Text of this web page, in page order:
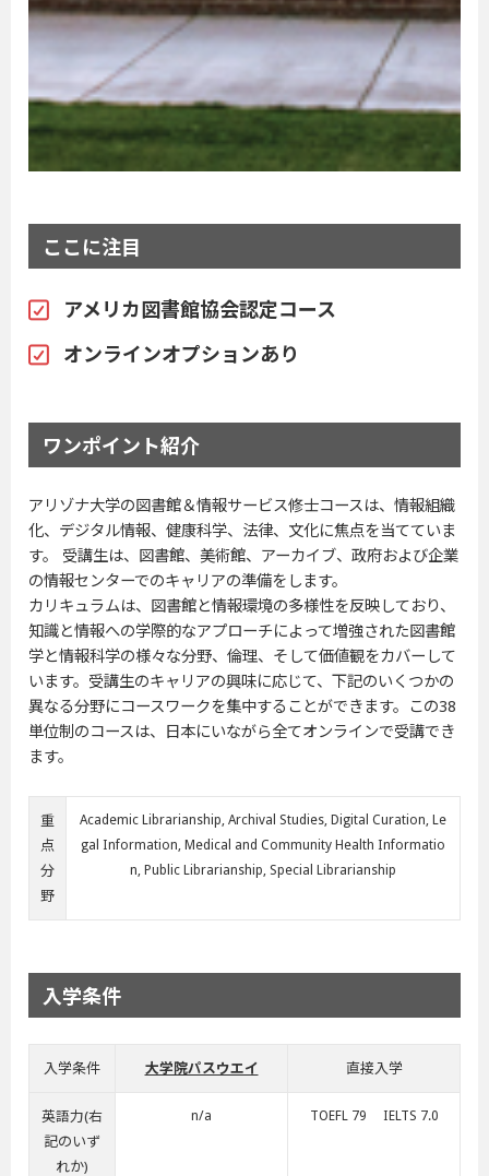
ここに注目
アメリカ図書館協会認定コース
オンラインオプションあり
ワンポイント紹介
アリゾナ大学の図書館＆情報サービス修士コースは、情報組織
化、デジタル情報、健康科学、法律、文化に焦点を当てていま
す。 受講生は、図書館、美術館、アーカイブ、政府および企業
の情報センターでのキャリアの準備をします。
カリキュラムは、図書館と情報環境の多様性を反映しており、
知識と情報への学際的なアプローチによって増強された図書館
学と情報科学の様々な分野、倫理、そして価値観をカバーして
います。受講生のキャリアの興味に応じて、下記のいくつかの
異なる分野にコースワークを集中することができます。この38
単位制のコースは、日本にいながら全てオンラインで受講でき
ます。
重
点
分
野
Academic Librarianship, Archival Studies, Digital Curation, Le
gal Information, Medical and Community Health Informatio
n, Public Librarianship, Special Librarianship
入学条件
入学条件 大学院パスウエイ 直接入学
英語力(右
記のいず
れか)
n/a TOEFL 79 IELTS 7.0